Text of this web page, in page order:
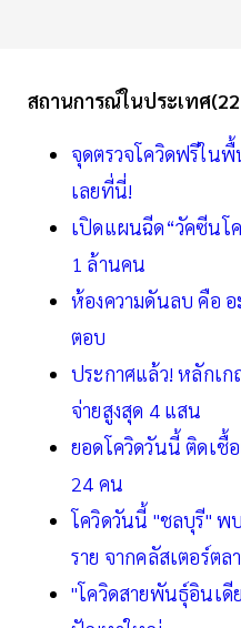
สถานการณ์ในประเทศ
จุดตรวจโควิดฟรีใน
เลยที่นี่!
เปิดแผนฉีด“วัคซีนโค
1 ล้านคน
ห้องความดันลบ คือ
ตอบ
ประกาศแล้ว! หลักเ
จ่ายสูงสุด 4 แสน
ยอดโควิดวันนี้ ติดเชื้
24 คน
โควิดวันนี้ "ชลบุรี" พ
ราย จากคลัสเตอร์ตล
"โควิดสายพันธุ์อินเดี